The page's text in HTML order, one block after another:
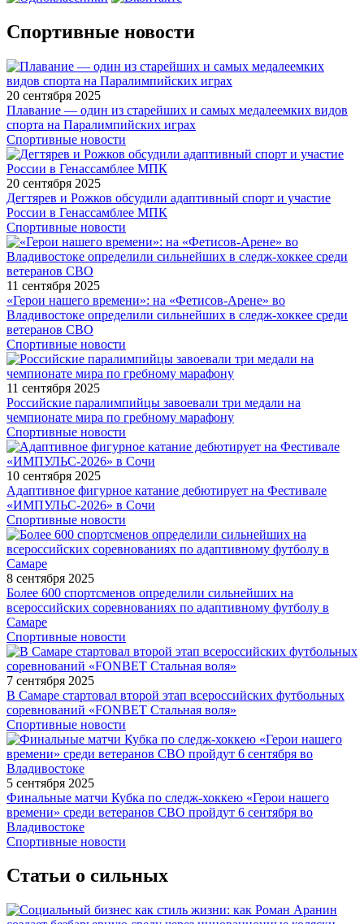
Спортивные новости
20 сентября 2025
Плавание — один из старейших и самых медалеемких видов
спорта на Паралимпийских играх
Спортивные новости
20 сентября 2025
Дегтярев и Рожков обсудили адаптивный спорт и участие
России в Генассамблее МПК
Спортивные новости
11 сентября 2025
«Герои нашего времени»: на «Фетисов-Арене» во
Владивостоке определили сильнейших в следж-хоккее среди
ветеранов СВО
Спортивные новости
11 сентября 2025
Российские паралимпийцы завоевали три медали на
чемпионате мира по гребному марафону
Спортивные новости
10 сентября 2025
Адаптивное фигурное катание дебютирует на Фестивале
«ИМПУЛЬС-2026» в Сочи
Спортивные новости
8 сентября 2025
Более 600 спортсменов определили сильнейших на
всероссийских соревнованиях по адаптивному футболу в
Самаре
Спортивные новости
7 сентября 2025
В Самаре стартовал второй этап всероссийских футбольных
соревнований «FONBET Стальная воля»
Спортивные новости
5 сентября 2025
Финальные матчи Кубка по следж-хоккею «Герои нашего
времени» среди ветеранов СВО пройдут 6 сентября во
Владивостоке
Спортивные новости
Статьи о сильных